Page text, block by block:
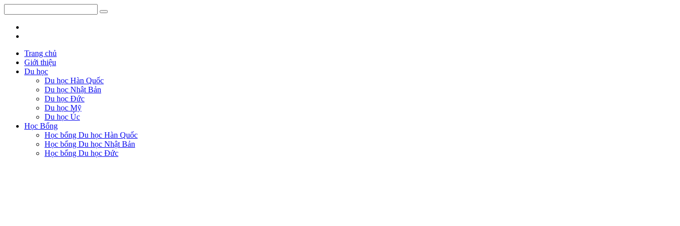
Trang chủ
Giới thiệu
Du học
Du học Hàn Quốc
Du học Nhật Bản
Du học Đức
Du học Mỹ
Du học Úc
Học Bổng
Học bổng Du học Hàn Quốc
Học bổng Du học Nhật Bản
Học bổng Du học Đức